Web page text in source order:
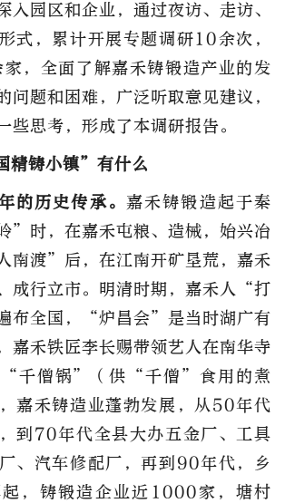
园区和企业，通过夜访、走访、
式，累计开展专题调研10余次，
，全面了解嘉禾铸锻造产业的发
问题和困难，广泛听取意见建议，
些思考，形成了本调研报告。
精铸小镇”有什么
的历史传承。 嘉禾铸锻造起于秦
”时，在嘉禾屯粮、造械，始兴冶
南渡”后，在江南开矿垦荒，嘉禾
成行立市。明清时期，嘉禾人“打
布全国，“炉昌会”是当时湖广有
嘉禾铁匠李长赐带领艺人在南华寺
“千僧锅”（供“千僧”食用的煮
嘉禾铸造业蓬勃发展，从50年代
到70年代全县大办五金厂、工具
、汽车修配厂，再到90年代，乡
，铸锻造企业近1000家，塘村